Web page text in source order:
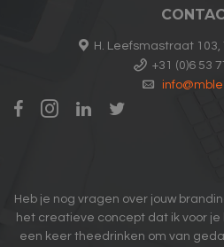
H. Leefsmastraat 103,
+31 (0)6 53
Heb je nog vragen over jouw
het creatieve concept dat ik voor je
een keer theedrinken om van